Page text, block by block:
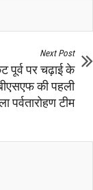
Next Post
पूर्व पर चढ़ाई के
की पहली
पर्वतारोहण टीम